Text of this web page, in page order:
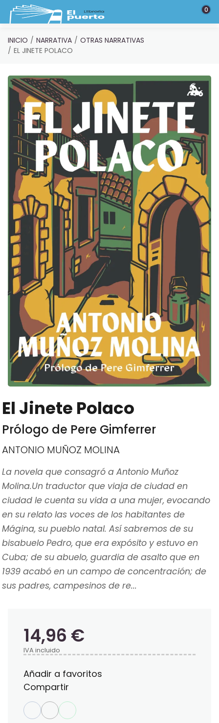
Saltar al contenido principal 0
INICIO NARRATIVA
OTRAS NARRATIVAS
EL JINETE POLACO
El Jinete Polaco
Prólogo de Pere Gimferrer
ANTONIO MUÑOZ MOLINA
La novela que consagró a Antonio Muñoz
Molina.Un traductor que viaja de ciudad en
ciudad le cuenta su vida a una mujer, evocando
en su relato las voces de los habitantes de
Mágina, su pueblo natal. Así sabremos de su
bisabuelo Pedro, que era expósito y estuvo en
Cuba; de su abuelo, guardia de asalto que en
1939 acabó en un campo de concentración; de
sus padres, campesinos de re...
14,96 €
IVA incluido
Añadir a favoritos
Compartir